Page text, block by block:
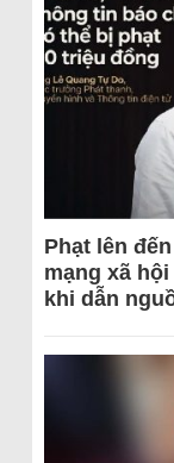
Phạt lên
mạng xã
khi dẫn